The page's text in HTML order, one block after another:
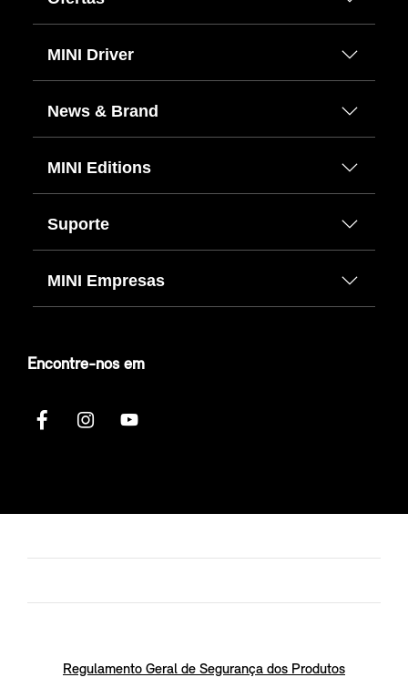
MINI Driver
News & Brand
MINI Editions
Suporte
MINI Empresas
Encontre-nos em
Regulamento Geral de Segurança dos Produtos